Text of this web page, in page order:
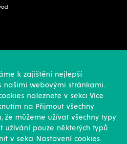
k zajištění nejlepší
našimi webovými stránkami.
naleznete v sekci Více
na Přijmout všechny
že můžeme užívat všechny typy
užívání pouze některých typů
v sekci Nastavení cookies.